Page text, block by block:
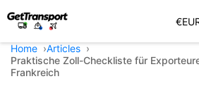
€
Home
Articles
Praktische Zoll-Checkliste für
Frankreich